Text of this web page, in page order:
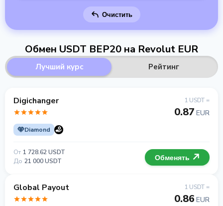
Очистить
Обмен USDT BEP20 на Revolut EUR
Лучший курс Рейтинг
Digichanger
Diamond
1 USDT =
0.87 EUR
От 1 728.62 USDT
До 21 000 USDT Обменять
Global Payout 1 USDT =
0.86 EUR